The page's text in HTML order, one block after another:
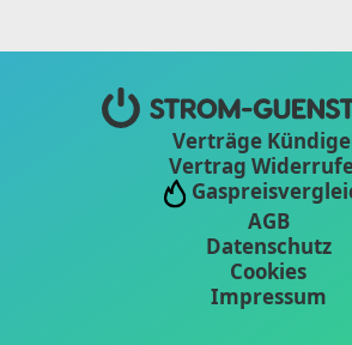
Verträge
Vertrag
AGB
Datenschutz
Cookies
Impressum